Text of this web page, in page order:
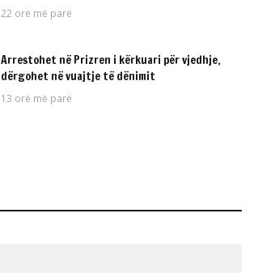
22 orë më parë
Arrestohet në Prizren i kërkuari për vjedhje,
dërgohet në vuajtje të dënimit
13 orë më parë